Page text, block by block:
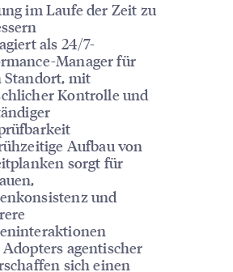
im Laufe der Zeit zu
als 24/7-
Manager für
Standort, mit
Kontrolle und
Aufbau von
sorgt für
und
agentischer
sich einen